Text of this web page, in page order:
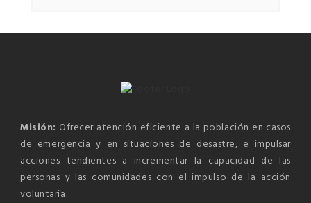
Misión: Ofrecer atención eficiente a la población en casos
de emergencia y en situaciones de desastre, e impulsar
acciones tendientes a incrementar la capacidad de las
personas y las comunidades con el impulso de la acción
voluntaria.